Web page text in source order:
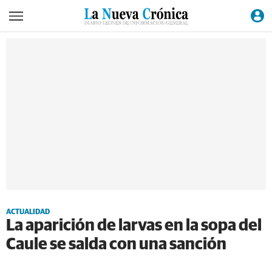
ACTUALIDAD
La aparición de larvas en la sopa del
Caule se salda con una sanción